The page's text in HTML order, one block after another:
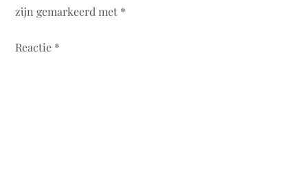
zijn gemarkeerd met *
Reactie *